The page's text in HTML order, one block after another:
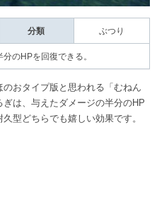
分類 ぶつり
のHPを回復できる。
おタイプ版と思われる「むねん
は、与えたダメージの半分のHP
型どちらでも嬉しい効果です。